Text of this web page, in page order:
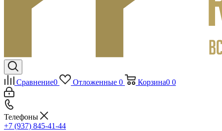
Сравнение0 Отложенные 0 Корзина0 0
Телефоны
+7 (937) 845-41-44